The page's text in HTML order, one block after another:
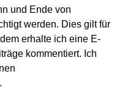
und Ende von
werden. Dies gilt für
erhalte ich eine E-
kommentiert. Ich